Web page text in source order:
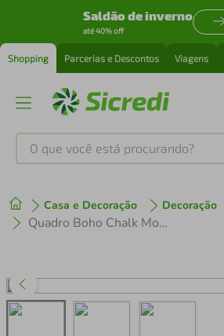
Saldão de inverno
até 40% off
Shopping Parcerias e Descontos Viagens
O que você está procurando?
Casa e Decoração Decoração
Quadro Boho Chalk Moon Phases 100x70 Caixa Preto
1º tenis
perfume